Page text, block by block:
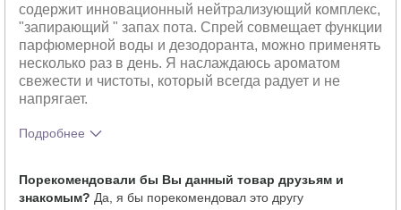
содержит инновационный нейтрализующий комплекс,
"запирающий " запах пота. Спрей совмещает функции
парфюмерной воды и дезодоранта, можно применять
несколько раз в день. Я наслаждаюсь ароматом
свежести и чистоты, который всегда радует и не
напрягает.
Подробнее
использования этого продукта?
ощущается на
коже
Порекомендовали бы Вы данный товар друзьям и
знакомым? Да, я бы порекомендовал это другу